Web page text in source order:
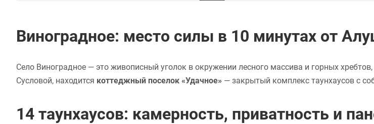
Виноградное: место силы в 10 минутах от
Село Виноградное — это живописный уголок в окружении лесного массива и горных
Сусловой, находится коттеджный поселок «Удачное» — закрытый комплекс таунхаусов с
14 таунхаусов: камерность, приватность и